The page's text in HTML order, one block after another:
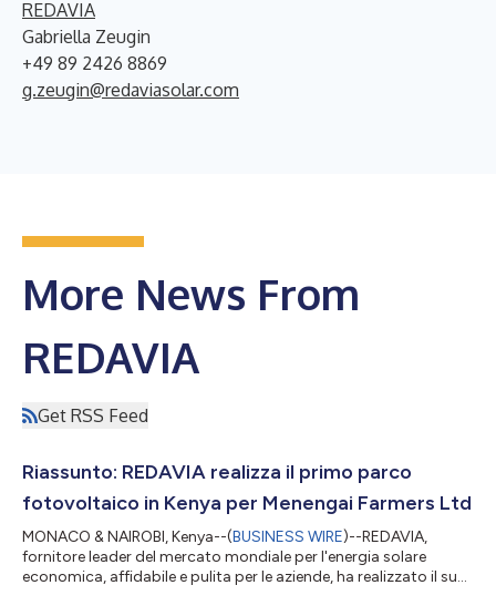
REDAVIA
Gabriella Zeugin
+49 89 2426 8869
g.zeugin@redaviasolar.com
More News From
REDAVIA
Get RSS Feed
Riassunto: REDAVIA realizza il primo parco
fotovoltaico in Kenya per Menengai Farmers Ltd
MONACO & NAIROBI, Kenya--(BUSINESS WIRE)--REDAVIA,
fornitore leader del mercato mondiale per l'energia solare
economica, affidabile e pulita per le aziende, ha realizzato il suo